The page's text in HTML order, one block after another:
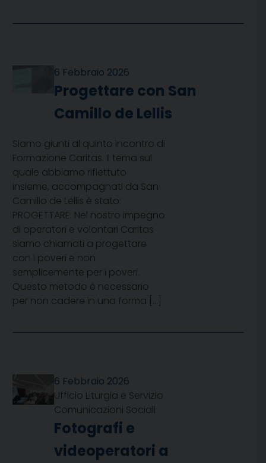
6 Febbraio 2026
Progettare con San
Camillo de Lellis
Siamo giunti al quinto incontro di
Formazione Caritas. Il tema sul
quale abbiamo riflettuto
insieme, accompagnati da San
Camillo de Lellis è stato:
PROGETTARE. Nel nostro impegno
di operatori e volontari Caritas
siamo chiamati a progettare
con i poveri e non
semplicemente per i poveri.
Questo metodo è necessario
per non cadere in una forma […]
6 Febbraio 2026
Ufficio Liturgia e Servizio
Comunicazioni Sociali
Fotografi e
videoperatori a